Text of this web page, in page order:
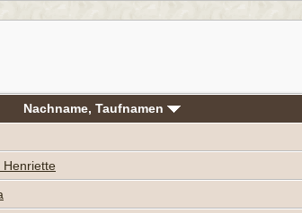
Nachname, Taufnamen
Henriette